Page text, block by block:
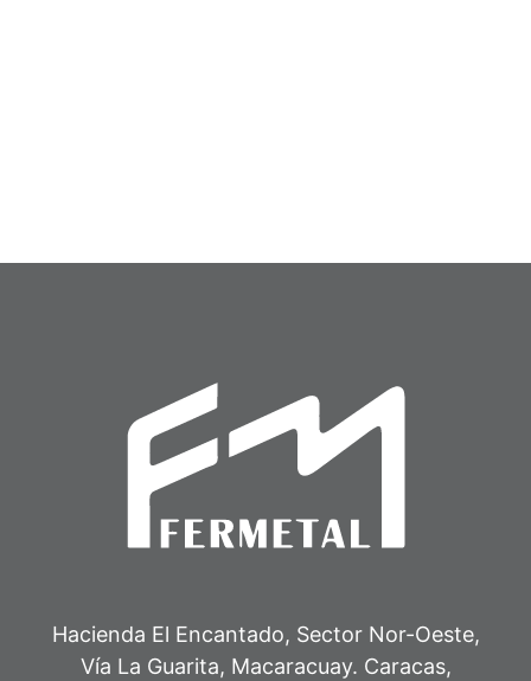
Hacienda El Encantado, Sector Nor-Oeste,
Vía La Guarita, Macaracuay. Caracas,